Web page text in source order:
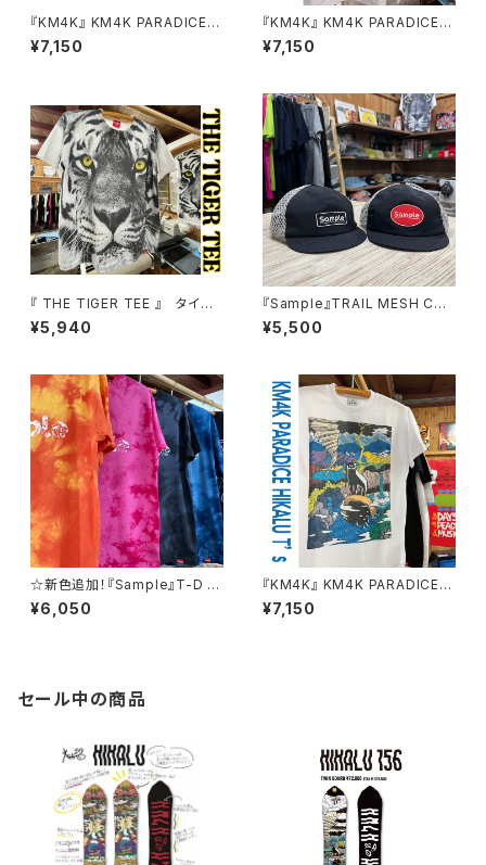
『KM4K』 KM4K PARADICE O
¥7,150
『KM4K』 KM4K PARADICE O
¥7,150
『 THE TIGER TEE 』 タイガ
ー フェイス Tシャツ 虎柄 虎顔
T.T.T【Sample】
¥5,940
『Sample』TRAIL MESH CAP
トレイルメッシュキャップ
¥5,500
☆新色追加！『Sample』T-D T
EE ムラ染めタイダイ Tシャツ
¥6,050
『KM4K』 KM4K PARADICE H
IKALU T’s
¥7,150
セール中の商品